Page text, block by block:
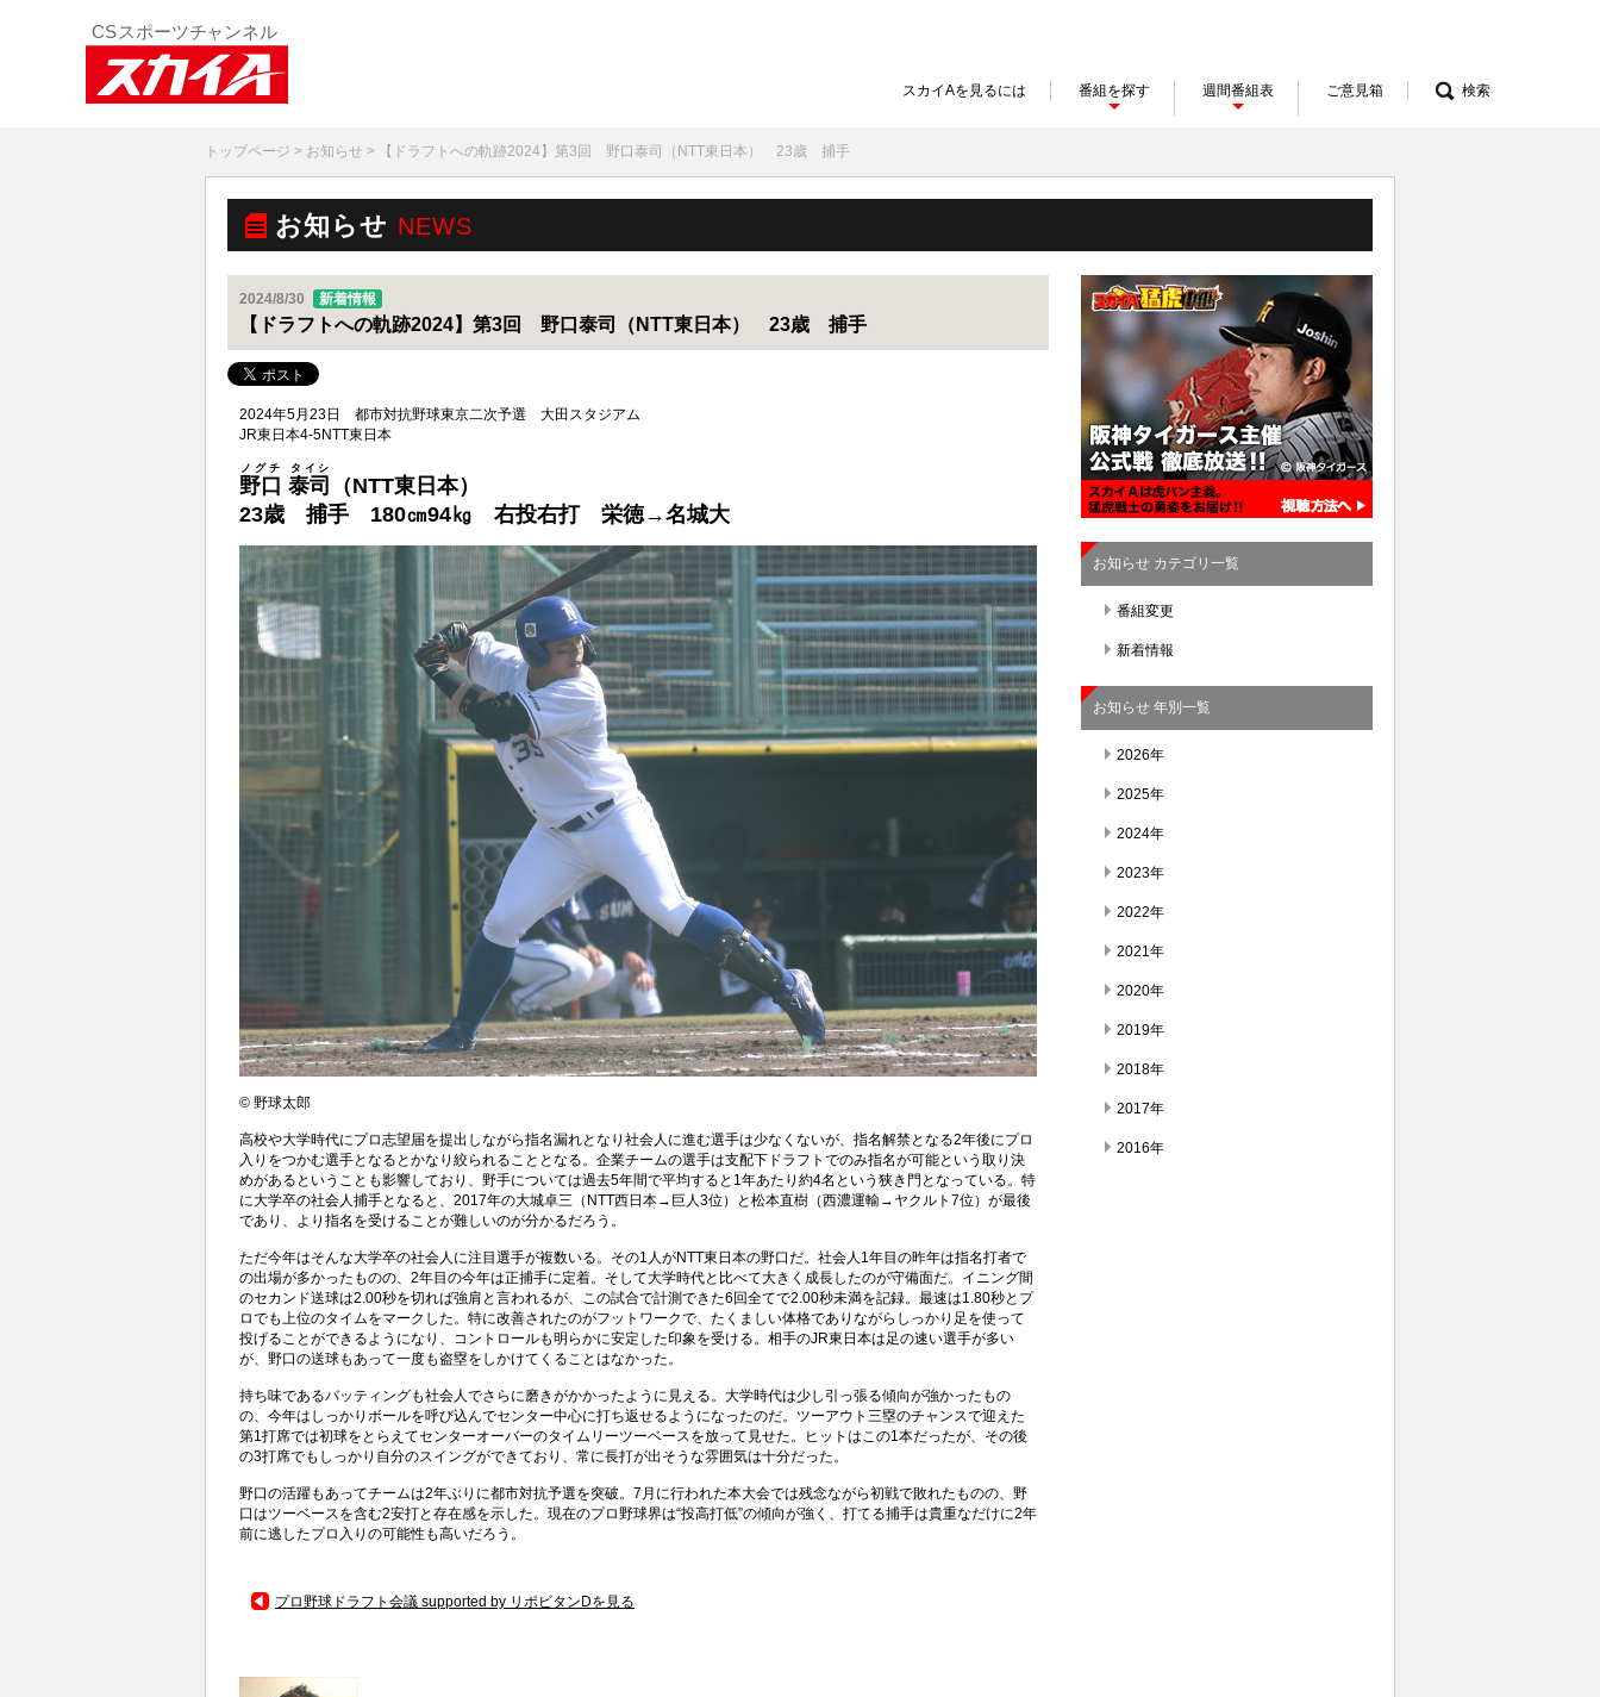
スカイAを見るには 番組を探す 週間番組表 ご意見箱 検索
トップページ > お知らせ > 【ドラフトへの軌跡2024】第3回 野口泰司（NTT東日本） 23歳 捕手
お知らせ NEWS
2024/8/30 新着情報
【ドラフトへの軌跡2024】第3回 野口泰司（NTT東日本） 23歳 捕手
2024年5月23日 都市対抗野球東京二次予選 大田スタジアム
JR東日本4-5NTT東日本
野口 泰司
ノグチ タイシ
（NTT東日本）
23歳 捕手 180㎝94㎏ 右投右打 栄徳→名城大
© 野球太郎
高校や大学時代にプロ志望届を提出しながら指名漏れとなり社会人に進む選手は少なくないが、指名解禁となる2年後にプロ
入りをつかむ選手となるとかなり絞られることとなる。企業チームの選手は支配下ドラフトでのみ指名が可能という取り決
めがあるということも影響しており、野手については過去5年間で平均すると1年あたり約4名という狭き門となっている。特
に大学卒の社会人捕手となると、2017年の大城卓三（NTT西日本→巨人3位）と松本直樹（西濃運輸→ヤクルト7位）が最後
であり、より指名を受けることが難しいのが分かるだろう。
ただ今年はそんな大学卒の社会人に注目選手が複数いる。その1人がNTT東日本の野口だ。社会人1年目の昨年は指名打者で
の出場が多かったものの、2年目の今年は正捕手に定着。そして大学時代と比べて大きく成長したのが守備面だ。イニング間
のセカンド送球は2.00秒を切れば強肩と言われるが、この試合で計測できた6回全てで2.00秒未満を記録。最速は1.80秒とプ
ロでも上位のタイムをマークした。特に改善されたのがフットワークで、たくましい体格でありながらしっかり足を使って
投げることができるようになり、コントロールも明らかに安定した印象を受ける。相手のJR東日本は足の速い選手が多い
が、野口の送球もあって一度も盗塁をしかけてくることはなかった。
持ち味であるバッティングも社会人でさらに磨きがかかったように見える。大学時代は少し引っ張る傾向が強かったもの
の、今年はしっかりボールを呼び込んでセンター中心に打ち返せるようになったのだ。ツーアウト三塁のチャンスで迎えた
第1打席では初球をとらえてセンターオーバーのタイムリーツーベースを放って見せた。ヒットはこの1本だったが、その後
の3打席でもしっかり自分のスイングができており、常に長打が出そうな雰囲気は十分だった。
野口の活躍もあってチームは2年ぶりに都市対抗予選を突破。7月に行われた本大会では残念ながら初戦で敗れたものの、野
口はツーベースを含む2安打と存在感を示した。現在のプロ野球界は“投高打低”の傾向が強く、打てる捕手は貴重なだけに2年
前に逃したプロ入りの可能性も高いだろう。
プロ野球ドラフト会議 supported by リポビタンDを見る
お知らせ カテゴリ一覧
番組変更
新着情報
お知らせ 年別一覧
2026年
2025年
2024年
2023年
2022年
2021年
2020年
2019年
2018年
2017年
2016年